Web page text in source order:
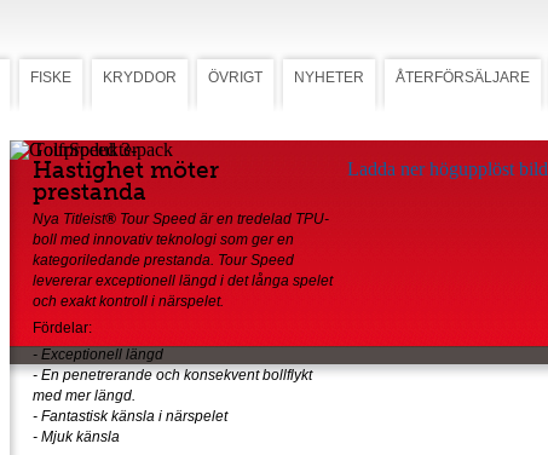
FISKE KRYDDOR ÖVRIGT NYHETER ÅTERFÖRSÄLJARE
TourSpeed 3-pack
Hastighet möter
prestanda
Nya Titleist® Tour Speed är en tredelad TPU-
boll med innovativ teknologi som ger en
kategoriledande prestanda. Tour Speed
levererar exceptionell längd i det långa spelet
och exakt kontroll i närspelet.
Fördelar:
- Exceptionell längd
- En penetrerande och konsekvent bollflykt
med mer längd.
- Fantastisk känsla i närspelet
- Mjuk känsla
Ladda ner högupplöst bild